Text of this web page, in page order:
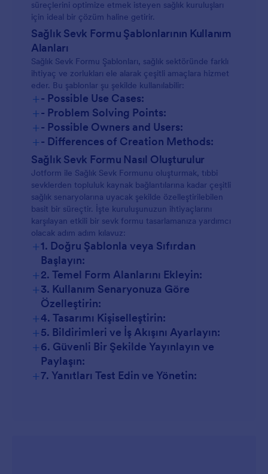
süreçlerini optimize etmek isteyen sağlık kuruluşları
için ideal bir çözüm haline getirir.
Sağlık Sevk Formu Şablonlarının Kullanım
Alanları
Sağlık Sevk Formu Şablonları, sağlık sektöründe farklı
ihtiyaç ve zorlukları ele alarak çeşitli amaçlara hizmet
eder. Bu şablonlar şu şekilde kullanılabilir:
+- Possible Use Cases:
+- Problem Solving Points:
+- Possible Owners and Users:
+- Differences of Creation Methods:
Sağlık Sevk Formu Nasıl Oluşturulur
Jotform ile Sağlık Sevk Formunu oluşturmak, tıbbi
sevklerden topluluk kaynak bağlantılarına kadar çeşitli
sağlık senaryolarına uyacak şekilde özelleştirilebilen
basit bir süreçtir. İşte kuruluşunuzun ihtiyaçlarını
karşılayan etkili bir sevk formu tasarlamanıza yardımcı
olacak adım adım kılavuz:
+1. Doğru Şablonla veya Sıfırdan
Başlayın:
+2. Temel Form Alanlarını Ekleyin:
+3. Kullanım Senaryonuza Göre
Özelleştirin:
+4. Tasarımı Kişiselleştirin:
+5. Bildirimleri ve İş Akışını Ayarlayın:
+6. Güvenli Bir Şekilde Yayınlayın ve
Paylaşın:
+7. Yanıtları Test Edin ve Yönetin: